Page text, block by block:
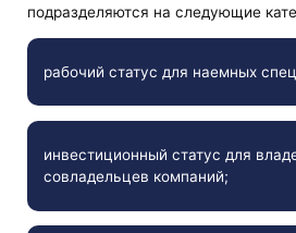
подразделяются на следующие
рабочий статус для наемных
инвестиционный статус для
совладельцев компаний;